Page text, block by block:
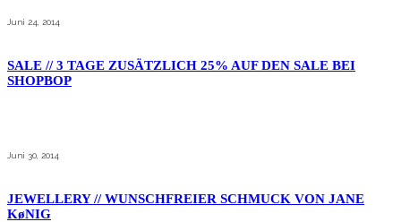
Juni 24, 2014
SALE // 3 TAGE ZUSÄTZLICH 25% AUF DEN SALE BEI
SHOPBOP
Juni 30, 2014
JEWELLERY // WUNSCHFREIER SCHMUCK VON JANE
KøNIG